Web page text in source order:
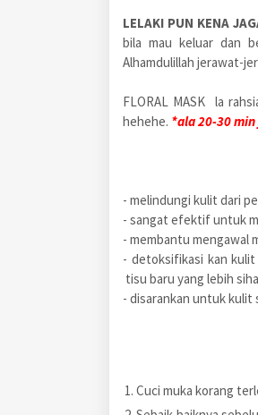
LELAKI PUN KENA
bila mau keluar dan
Alhamdulillah jerawat-
FLORAL MASK la
hehehe. *ala 20-30 min
- melindungi kulit dari
- sangat efektif untuk
- membantu mengawal
- detoksifikasi kan
tisu baru yang lebih
- disarankan untuk
Cuci muka korang